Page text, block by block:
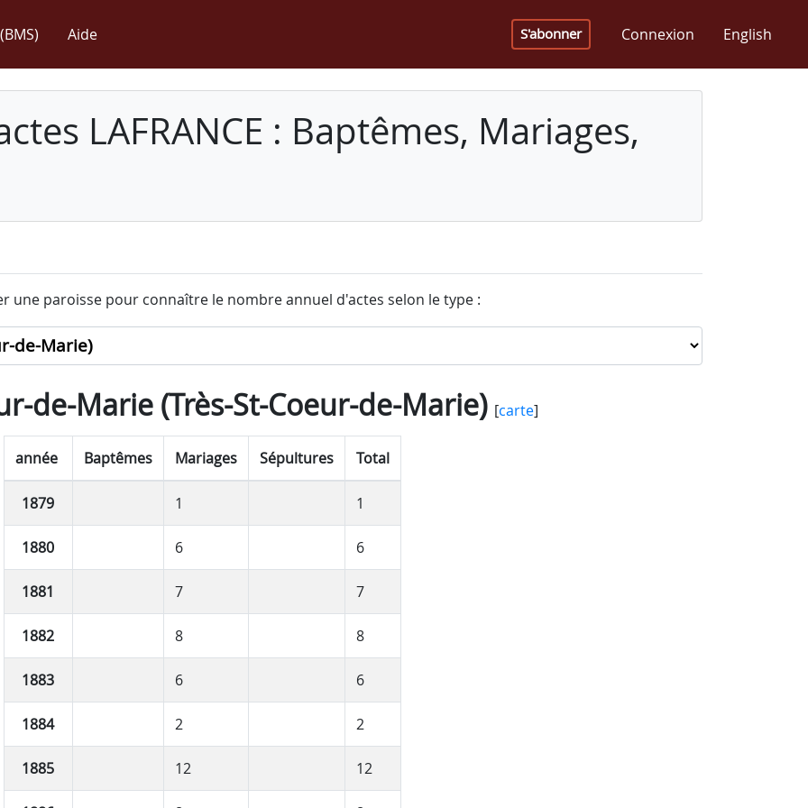
Aide S'abonner Connexion English
LAFRANCE : Baptêmes, Mariages,
une paroisse pour connaître le nombre annuel d'actes selon le type :
de-Marie (Très-St-Coeur-de-Marie)[carte]
année Baptêmes Mariages Sépultures Total
1879 1 1
1880 6 6
1881 7 7
1882 8 8
1883 6 6
1884 2 2
1885 12 12